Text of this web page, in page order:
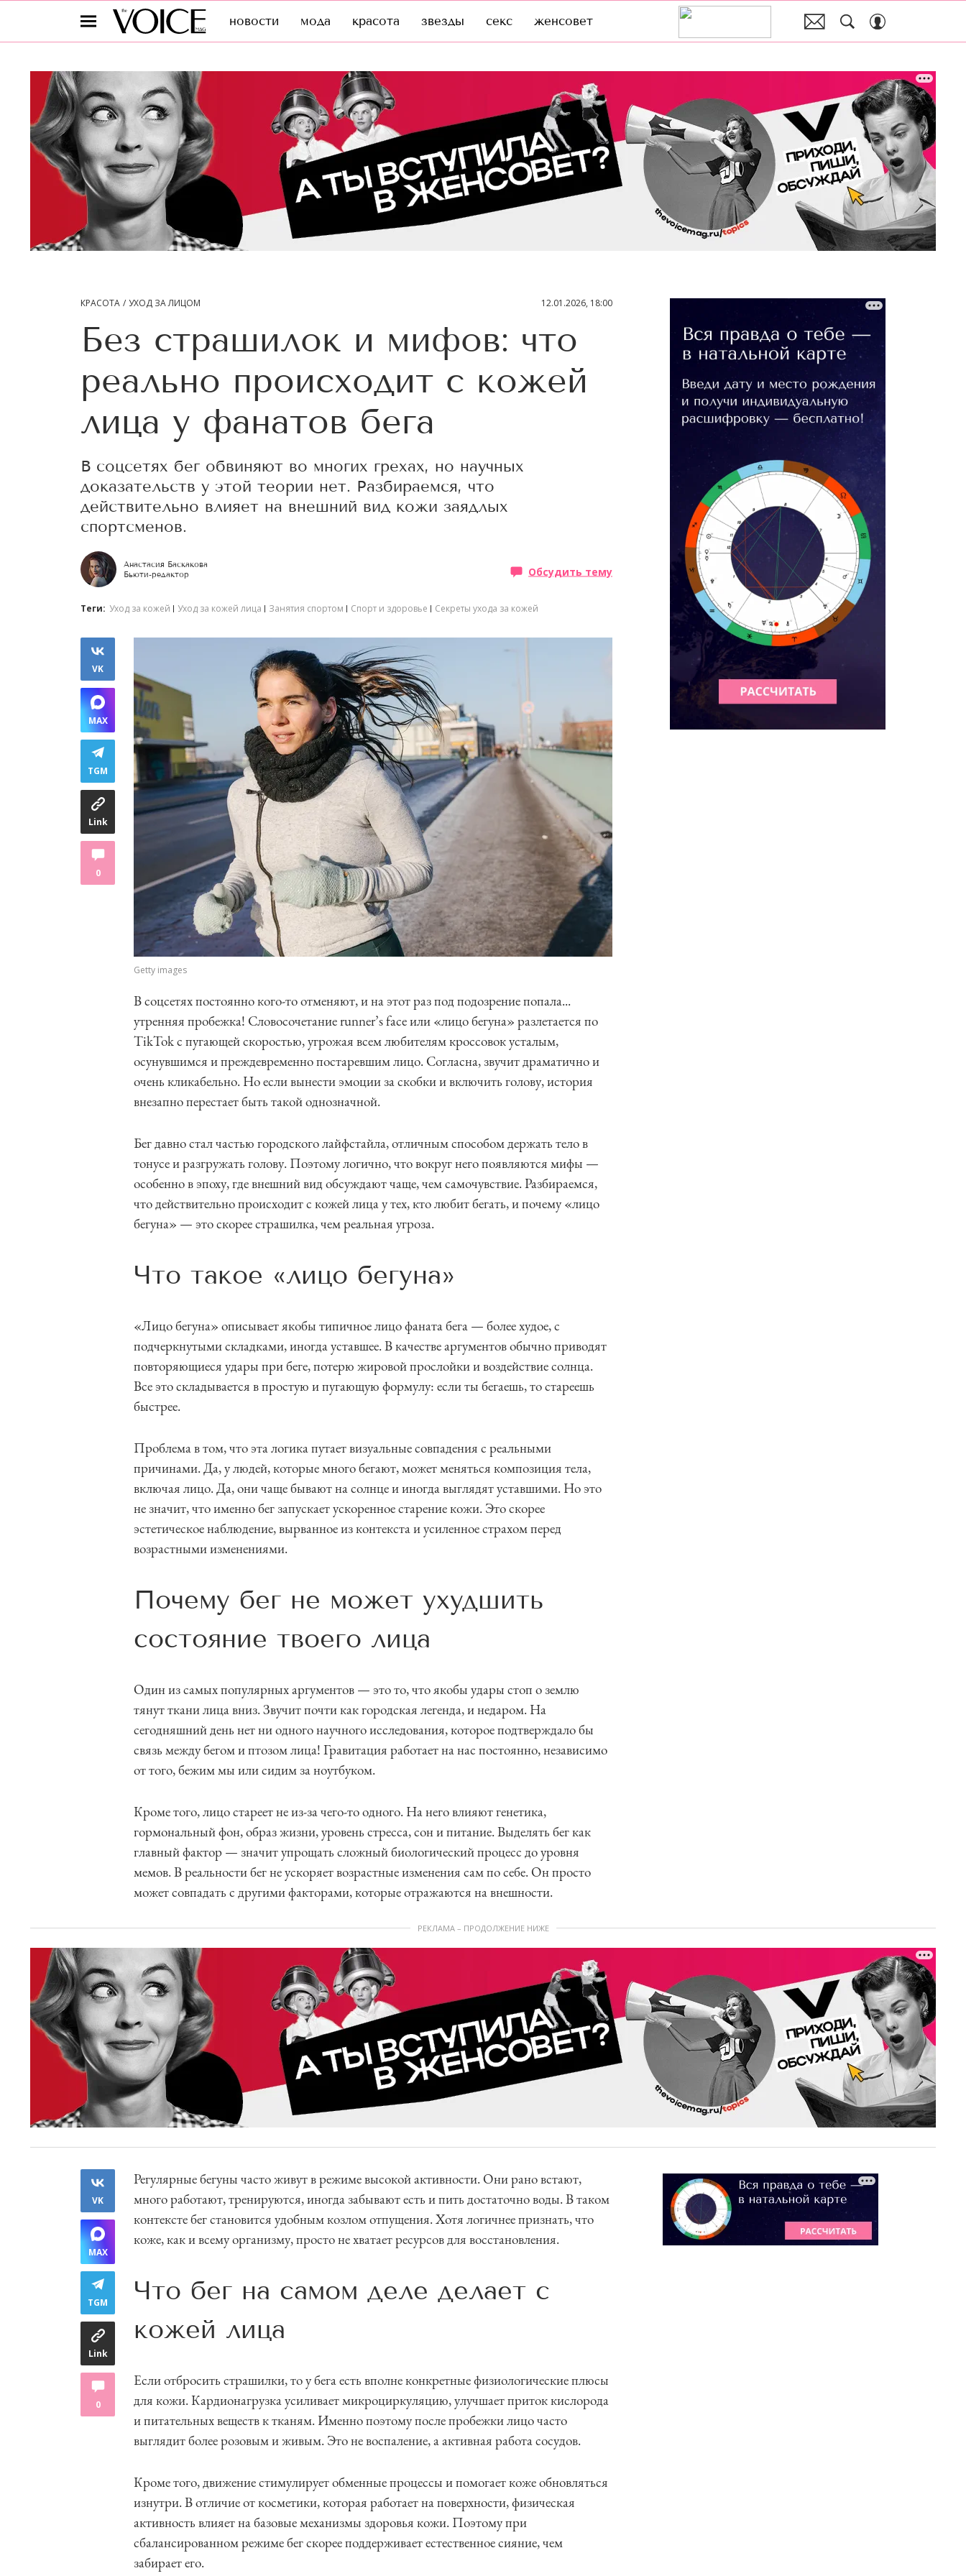
новости мода красота звезды секс женсовет
КРАСОТА УХОД ЗА ЛИЦОМ 12.01.2026, 18:00
Без страшилок и мифов: что
реально происходит с кожей
лица у фанатов бега
В соцсетях бег обвиняют во многих грехах, но научных
доказательств у этой теории нет. Разбираемся, что
действительно влияет на внешний вид кожи заядлых
спортсменов.
Анастасия Баскакова
Бьюти-редактор
Обсудить тему
Теги: Уход за кожей Уход за кожей лица Занятия спортом Спорт и здоровье Секреты ухода за кожей
VK
MAX
TGM
Link
0
Getty images
В соцсетях постоянно кого-то отменяют, и на этот раз под подозрение попала...
утренняя пробежка! Словосочетание runner’s face или «лицо бегуна» разлетается по
TikTok с пугающей скоростью, угрожая всем любителям кроссовок усталым,
осунувшимся и преждевременно постаревшим лицо. Согласна, звучит драматично и
очень кликабельно. Но если вынести эмоции за скобки и включить голову, история
внезапно перестает быть такой однозначной.
Бег давно стал частью городского лайфстайла, отличным способом держать тело в
тонусе и разгружать голову. Поэтому логично, что вокруг него появляются мифы —
особенно в эпоху, где внешний вид обсуждают чаще, чем самочувствие. Разбираемся,
что действительно происходит с кожей лица у тех, кто любит бегать, и почему «лицо
бегуна» — это скорее страшилка, чем реальная угроза.
Что такое «лицо бегуна»
«Лицо бегуна» описывает якобы типичное лицо фаната бега — более худое, с
подчеркнутыми складками, иногда уставшее. В качестве аргументов обычно приводят
повторяющиеся удары при беге, потерю жировой прослойки и воздействие солнца.
Все это складывается в простую и пугающую формулу: если ты бегаешь, то стареешь
быстрее.
Проблема в том, что эта логика путает визуальные совпадения с реальными
причинами. Да, у людей, которые много бегают, может меняться композиция тела,
включая лицо. Да, они чаще бывают на солнце и иногда выглядят уставшими. Но это
не значит, что именно бег запускает ускоренное старение кожи. Это скорее
эстетическое наблюдение, вырванное из контекста и усиленное страхом перед
возрастными изменениями.
Почему бег не может ухудшить
состояние твоего лица
Один из самых популярных аргументов — это то, что якобы удары стоп о землю
тянут ткани лица вниз. Звучит почти как городская легенда, и недаром. На
сегодняшний день нет ни одного научного исследования, которое подтверждало бы
связь между бегом и птозом лица! Гравитация работает на нас постоянно, независимо
от того, бежим мы или сидим за ноутбуком.
Кроме того, лицо стареет не из-за чего-то одного. На него влияют генетика,
гормональный фон, образ жизни, уровень стресса, сон и питание. Выделять бег как
главный фактор — значит упрощать сложный биологический процесс до уровня
мемов. В реальности бег не ускоряет возрастные изменения сам по себе. Он просто
может совпадать с другими факторами, которые отражаются на внешности.
РЕКЛАМА – ПРОДОЛЖЕНИЕ НИЖЕ
VK
MAX
TGM
Link
0
Регулярные бегуны часто живут в режиме высокой активности. Они рано встают,
много работают, тренируются, иногда забывают есть и пить достаточно воды. В таком
контексте бег становится удобным козлом отпущения. Хотя логичнее признать, что
коже, как и всему организму, просто не хватает ресурсов для восстановления.
Что бег на самом деле делает с
кожей лица
Если отбросить страшилки, то у бега есть вполне конкретные физиологические плюсы
для кожи. Кардионагрузка усиливает микроциркуляцию, улучшает приток кислорода
и питательных веществ к тканям. Именно поэтому после пробежки лицо часто
выглядит более розовым и живым. Это не воспаление, а активная работа сосудов.
Кроме того, движение стимулирует обменные процессы и помогает коже обновляться
изнутри. В отличие от косметики, которая работает на поверхности, физическая
активность влияет на базовые механизмы здоровья кожи. Поэтому при
сбалансированном режиме бег скорее поддерживает естественное сияние, чем
забирает его.